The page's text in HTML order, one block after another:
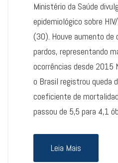
Ministério da Saúde
epidemiológico sobre
(30). Houve aumento
pardos, representando
ocorrências desde 2015
o Brasil registrou queda
coeficiente de
passou de 5,5 para 4,1
Leia Mais